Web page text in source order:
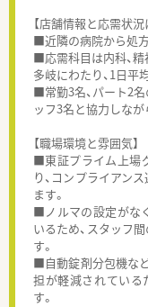
【店舗情報と応需状況
■近隣の病院から処
■応需科目は内科、精
多岐にわたり、1日平
■常勤3名、パート2
ッフ3名と協力しな
【職場環境と雰囲気】
■東証プライム上場
り、コンプライアン
ます。
■ノルマの設定がな
いるため、スタッフ
す。
■自動錠剤分包機な
担が軽減されている
す。